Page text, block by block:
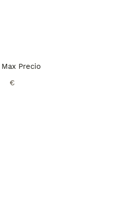
Max Precio
€